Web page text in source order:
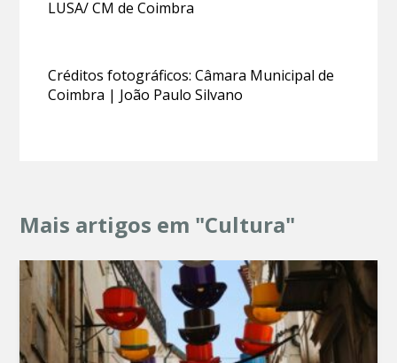
LUSA/ CM de Coimbra
Créditos fotográficos: Câmara Municipal de
Coimbra | João Paulo Silvano
Mais artigos em "Cultura"